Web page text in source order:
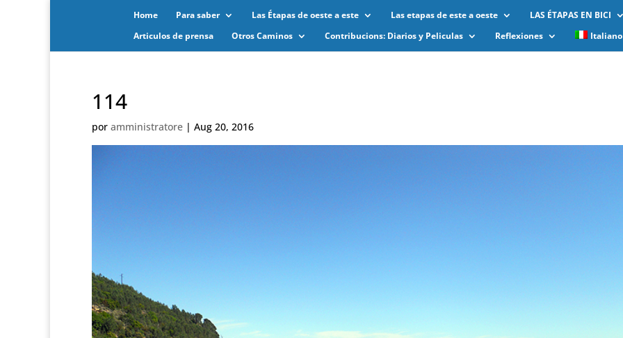
Home Para saber Las Étapas de oeste a este Las etapas de este a oeste LAS ÉTAPAS EN BICI
Articulos de prensa
Otros Caminos Contribucions: Diarios y Peliculas Reflexiones Italiano
114
por amministratore | Aug 20, 2016